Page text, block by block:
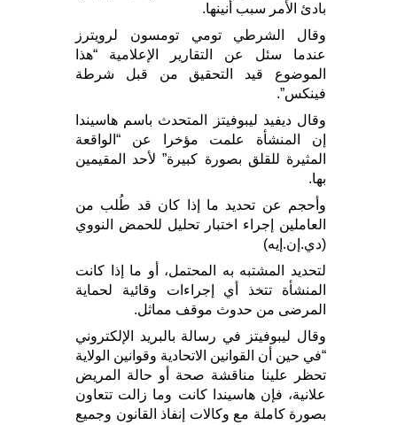
بادئ الأمر سبب أنينها.
وقال الشرطي تومي تومسون لرويترز
عندما سئل عن التقارير الإعلامية “هذا
الموضوع قيد التحقيق من قبل شرطة
فينكس”.
وقال ديفيد ليبوفيتز المتحدث باسم هاسيندا
إن المنشأة علمت مؤخرا عن “الواقعة
المثيرة للقلق بصورة كبيرة” لأحد المقيمين
بها.
وأحجم عن تحديد ما إذا كان قد طُلب من
العاملين إجراء اختبار تحليل للحمض النووي
(دي.إن.إيه)
لتحديد المشتبه به المحتمل، أو ما إذا كانت
المنشأة تتخذ أي إجراءات وقائية لحماية
المرضى من حدوث موقف مماثل.
وقال ليبوفيتز في رسالة بالبريد الإلكتروني
“في حين أن القوانين الاتحادية وقوانين الولاية
تحظر علينا مناقشة صحة أو حالة المريض
علانية، فإن هاسيندا كانت وما زالت تتعاون
بصورة كاملة مع وكالات إنفاذ القانون وجميع